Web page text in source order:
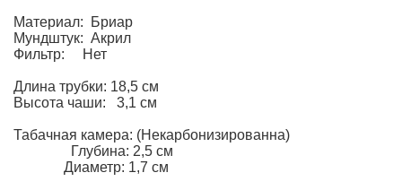
Материал: Бриар
Мундштук: Акрил
Фильтр: Нет
Длина трубки: 18,5 см
Высота чаши: 3,1 см
Табачная камера: (Некарбонизированна)
Глубина: 2,5 см
Диаметр: 1,7 см